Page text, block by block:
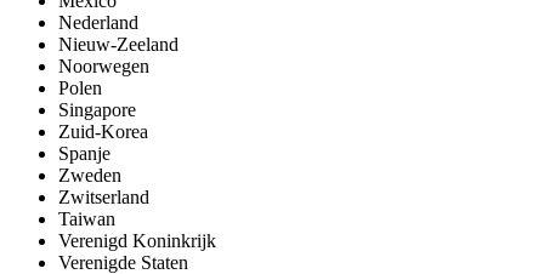
Nederland
Nieuw-Zeeland
Noorwegen
Polen
Singapore
Zuid-Korea
Spanje
Zweden
Zwitserland
Taiwan
Verenigd Koninkrijk
Verenigde Staten